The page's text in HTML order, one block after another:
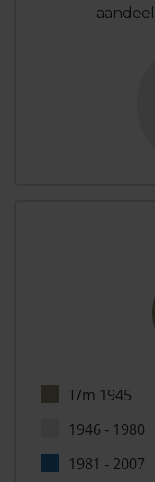
T/m 1945
1946 - 1980
1981 - 2007